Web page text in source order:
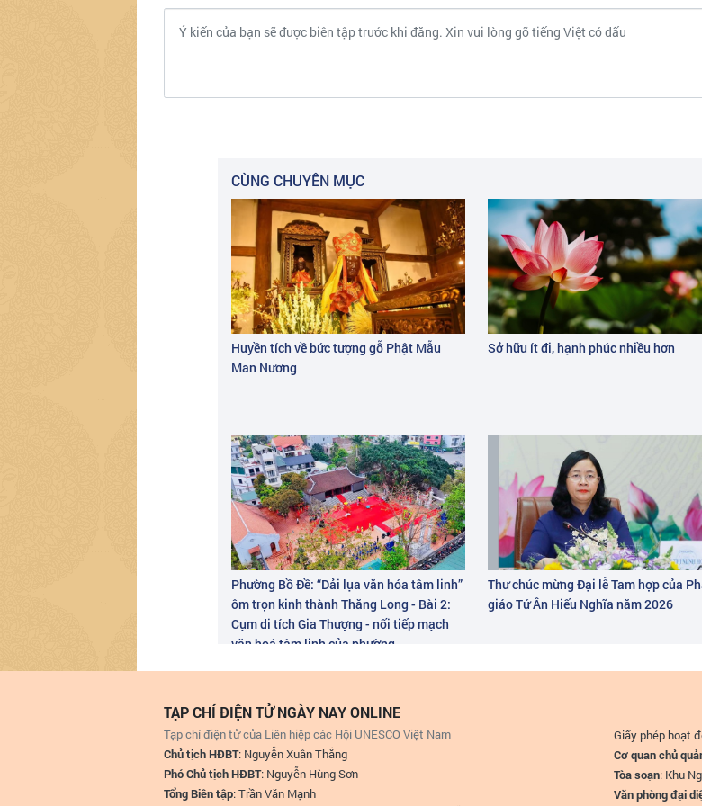
CÙNG CHUYÊN MỤC
Huyền tích về bức tượng gỗ Phật Mẫu
Man Nương
Sở hữu ít đi, hạnh phúc nhiều hơn
Phường Bồ Đề: “Dải lụa văn hóa tâm linh”
ôm trọn kinh thành Thăng Long - Bài 2:
Cụm di tích Gia Thượng - nối tiếp mạch
văn hoá tâm linh của phường
Thư chúc mừng Đại lễ Tam hợp của
giáo Tứ Ân Hiếu Nghĩa năm 2026
TẠP CHÍ ĐIỆN TỬ NGÀY NAY ONLINE
Tạp chí điện tử của Liên hiệp các Hội UNESCO Việt Nam
Chủ tịch HĐBT: Nguyễn Xuân Thắng
Phó Chủ tịch HĐBT: Nguyễn Hùng Sơn
Tổng Biên tập: Trần Văn Mạnh
Giấy phép hoạt
Cơ quan chủ
Tòa soạn: Khu
Văn phòng đại